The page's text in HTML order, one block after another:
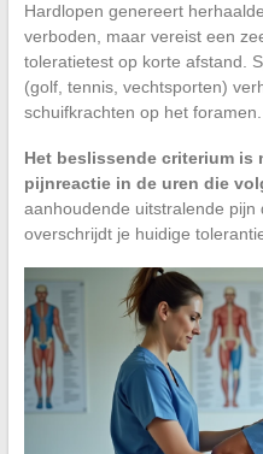
Hardlopen genereert
verboden, maar vereist een
toleratietest op korte afstand.
(golf, tennis, vechtsporten)
schuifkrachten op het foramen.
Het beslissende criterium is
pijnreactie in de uren die
aanhoudende uitstralende pijn
overschrijdt je huidige